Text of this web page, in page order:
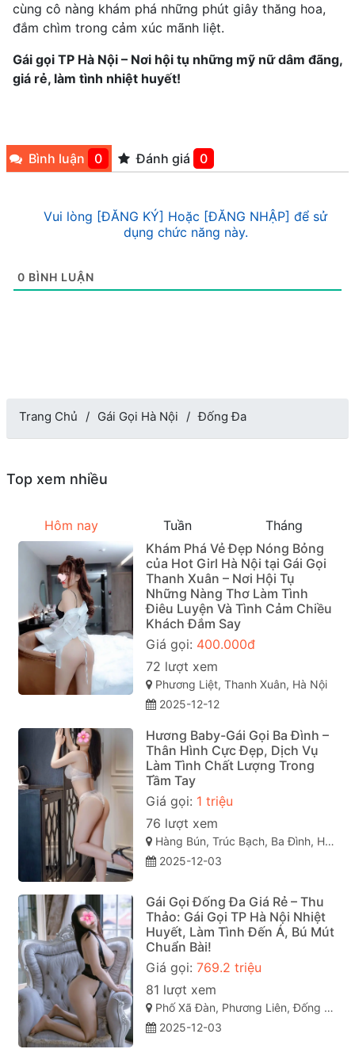
cùng cô nàng khám phá những phút giây thăng hoa,
đắm chìm trong cảm xúc mãnh liệt.
Gái gọi TP Hà Nội – Nơi hội tụ những mỹ nữ dâm đãng,
giá rẻ, làm tình nhiệt huyết!
Bình luận 0 Đánh giá 0
Vui lòng [ĐĂNG KÝ] Hoặc [ĐĂNG NHẬP] để sử
dụng chức năng này.
0 BÌNH LUẬN
Trang Chủ Gái Gọi Hà Nội Đống Đa
Top xem nhiều
Hôm nay Tuần
Tháng
Khám Phá Vẻ Đẹp Nóng Bỏng
của Hot Girl Hà Nội tại Gái Gọi
Thanh Xuân – Nơi Hội Tụ
Những Nàng Thơ Làm Tình
Điêu Luyện Và Tình Cảm Chiều
Khách Đắm Say
Giá gọi: 400.000đ
72 lượt xem
Phương Liệt, Thanh Xuân, Hà Nội
2025-12-12
Hương Baby-Gái Gọi Ba Đình –
Thân Hình Cực Đẹp, Dịch Vụ
Làm Tình Chất Lượng Trong
Tầm Tay
Giá gọi: 1 triệu
76 lượt xem
Hàng Bún, Trúc Bạch, Ba Đình, Hà Nội
2025-12-03
Gái Gọi Đống Đa Giá Rẻ – Thu
Thảo: Gái Gọi TP Hà Nội Nhiệt
Huyết, Làm Tình Đến Á, Bú Mút
Chuẩn Bài!
Giá gọi: 769.2 triệu
81 lượt xem
Phố Xã Đàn, Phương Liên, Đống Đa, Hà Nội
2025-12-03